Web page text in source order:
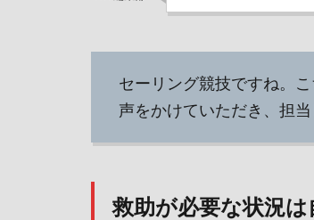
セーリング競技ですね。
声をかけていただき、担当
救助が必要な状況